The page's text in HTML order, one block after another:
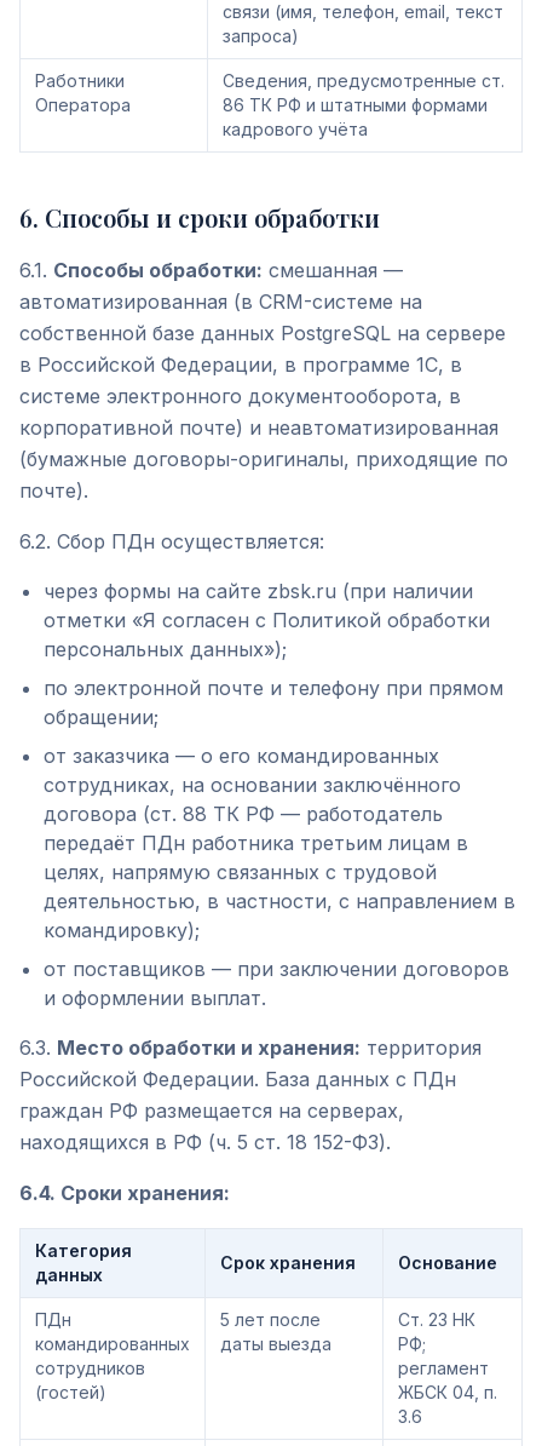
связи (имя, телефон, email, текст
запроса)
Работники
Оператора
Сведения, предусмотренные ст.
86 ТК РФ и штатными формами
кадрового учёта
6. Способы и сроки обработки
6.1. Способы обработки: смешанная —
автоматизированная (в CRM-системе на
собственной базе данных PostgreSQL на сервере
в Российской Федерации, в программе 1С, в
системе электронного документооборота, в
корпоративной почте) и неавтоматизированная
(бумажные договоры-оригиналы, приходящие по
почте).
6.2. Сбор ПДн осуществляется:
через формы на сайте zbsk.ru (при наличии
отметки «Я согласен с Политикой обработки
персональных данных»);
по электронной почте и телефону при прямом
обращении;
от заказчика — о его командированных
сотрудниках, на основании заключённого
договора (ст. 88 ТК РФ — работодатель
передаёт ПДн работника третьим лицам в
целях, напрямую связанных с трудовой
деятельностью, в частности, с направлением в
командировку);
от поставщиков — при заключении договоров
и оформлении выплат.
6.3. Место обработки и хранения: территория
Российской Федерации. База данных с ПДн
граждан РФ размещается на серверах,
находящихся в РФ (ч. 5 ст. 18 152-ФЗ).
6.4. Сроки хранения:
Категория
данных
Срок хранения Основание
ПДн
командированных
сотрудников
(гостей)
5 лет после
даты выезда
Ст. 23 НК
РФ;
регламент
ЖБСК 04, п.
3.6